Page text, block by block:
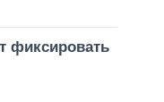
фиксировать